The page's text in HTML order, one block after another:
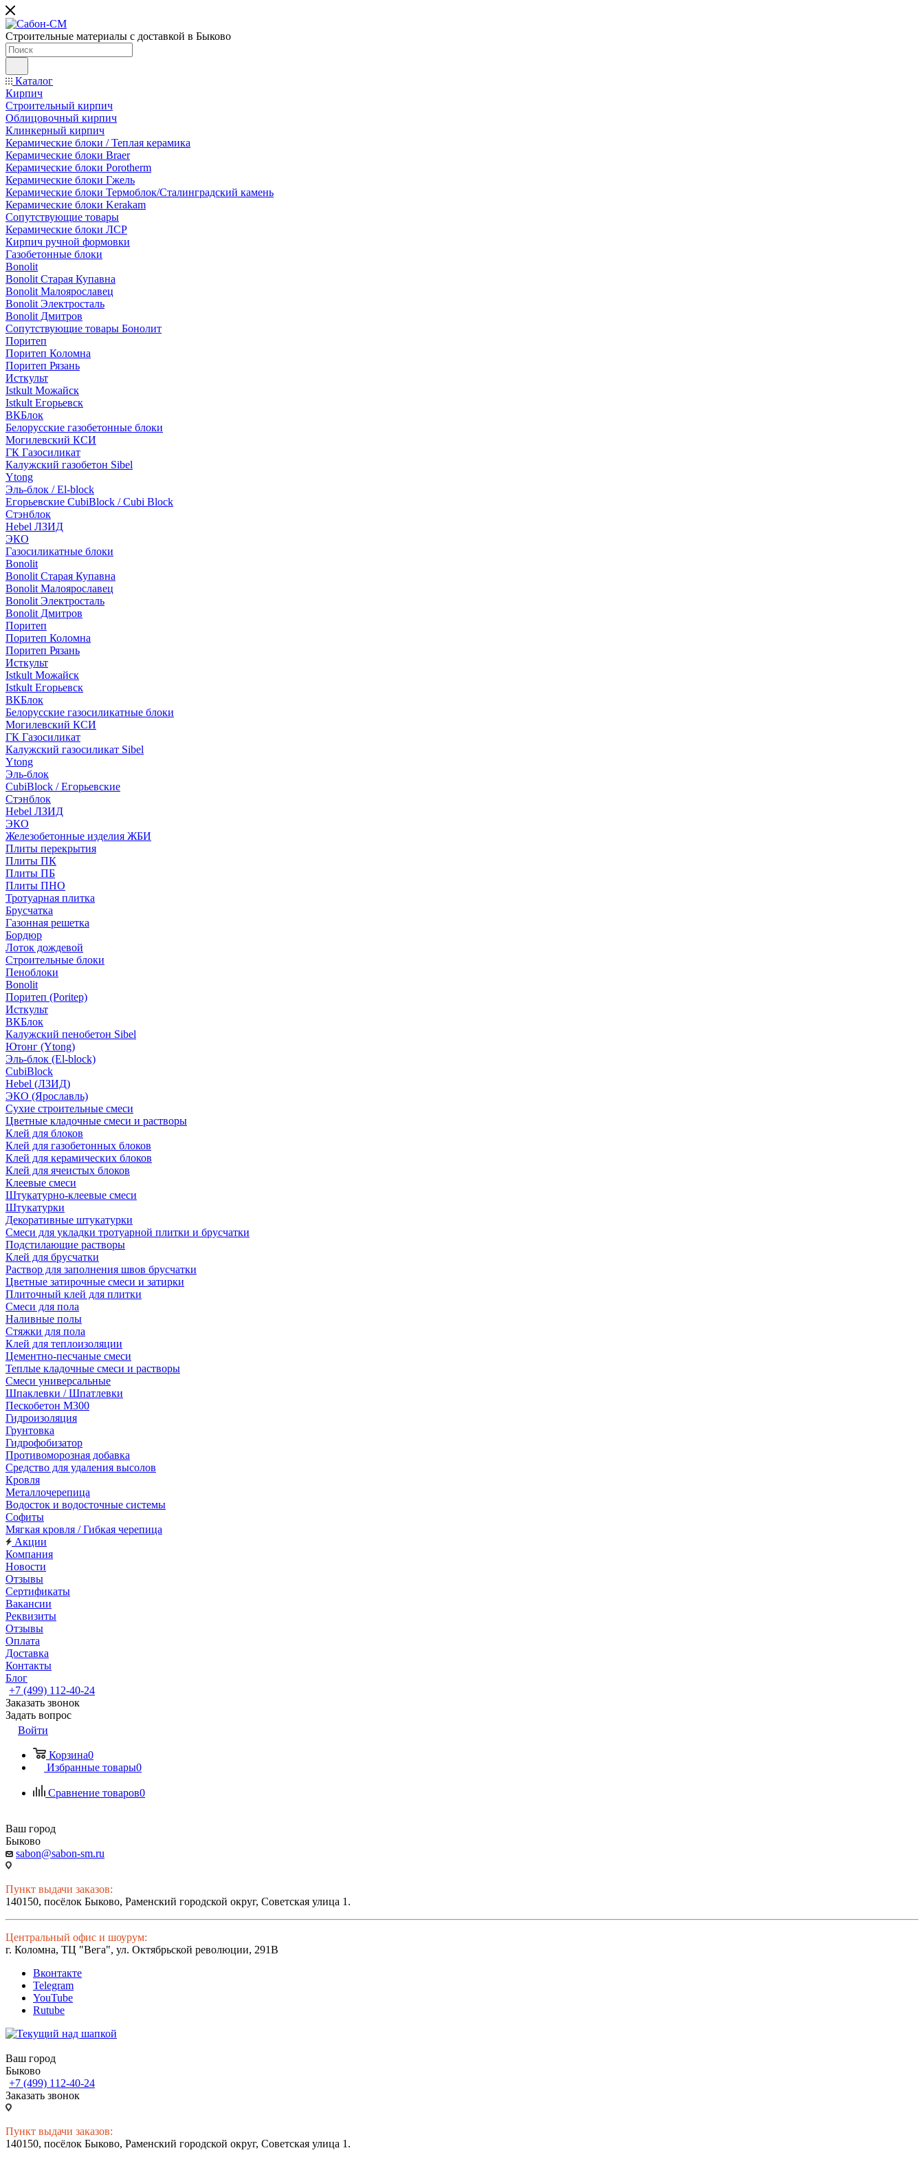
Строительные материалы с доставкой в Быково
Каталог
Кирпич
Строительный кирпич
Облицовочный кирпич
Клинкерный кирпич
Керамические блоки / Теплая керамика
Керамические блоки Braer
Керамические блоки Porotherm
Керамические блоки Гжель
Керамические блоки Термоблок/Сталинградский камень
Керамические блоки Kerakam
Сопутствующие товары
Керамические блоки ЛСР
Кирпич ручной формовки
Газобетонные блоки
Bonolit
Bonolit Старая Купавна
Bonolit Малоярославец
Bonolit Электросталь
Bonolit Дмитров
Сопутствующие товары Бонолит
Поритеп
Поритеп Коломна
Поритеп Рязань
Исткульт
Istkult Можайск
Istkult Егорьевск
ВКБлок
Белорусские газобетонные блоки
Могилевский КСИ
ГК Газосиликат
Калужский газобетон Sibel
Ytong
Эль-блок / El-block
Егорьевские CubiBlock / Cubi Block
Стэнблок
Hebel ЛЗИД
ЭКО
Газосиликатные блоки
Bonolit
Bonolit Старая Купавна
Bonolit Малоярославец
Bonolit Электросталь
Bonolit Дмитров
Поритеп
Поритеп Коломна
Поритеп Рязань
Исткульт
Istkult Можайск
Istkult Егорьевск
ВКБлок
Белорусские газосиликатные блоки
Могилевский КСИ
ГК Газосиликат
Калужский газосиликат Sibel
Ytong
Эль-блок
CubiBlock / Егорьевские
Стэнблок
Hebel ЛЗИД
ЭКО
Железобетонные изделия ЖБИ
Плиты перекрытия
Плиты ПК
Плиты ПБ
Плиты ПНО
Тротуарная плитка
Брусчатка
Газонная решетка
Бордюр
Лоток дождевой
Строительные блоки
Пеноблоки
Bonolit
Поритеп (Poritep)
Исткульт
ВКБлок
Калужский пенобетон Sibel
Ютонг (Ytong)
Эль-блок (El-block)
CubiBlock
Hebel (ЛЗИД)
ЭКО (Ярославль)
Сухие строительные смеси
Цветные кладочные смеси и растворы
Клей для блоков
Клей для газобетонных блоков
Клей для керамических блоков
Клей для ячеистых блоков
Клеевые смеси
Штукатурно-клеевые смеси
Штукатурки
Декоративные штукатурки
Смеси для укладки тротуарной плитки и брусчатки
Подстилающие растворы
Клей для брусчатки
Раствор для заполнения швов брусчатки
Цветные затирочные смеси и затирки
Плиточный клей для плитки
Смеси для пола
Наливные полы
Стяжки для пола
Клей для теплоизоляции
Цементно-песчаные смеси
Теплые кладочные смеси и растворы
Смеси универсальные
Шпаклевки / Шпатлевки
Пескобетон М300
Гидроизоляция
Грунтовка
Гидрофобизатор
Противоморозная добавка
Средство для удаления высолов
Кровля
Металлочерепица
Водосток и водосточные системы
Софиты
Мягкая кровля / Гибкая черепица
Акции
Компания
Новости
Отзывы
Сертификаты
Вакансии
Реквизиты
Отзывы
Оплата
Доставка
Контакты
Блог
+7 (499) 112-40-24
Заказать звонок
Задать вопрос
Войти
Корзина0
Избранные товары0
Сравнение товаров0
Ваш город
Быково
sabon@sabon-sm.ru
Пункт выдачи заказов:
140150, посёлок Быково, Раменский городской округ, Советская улица 1.
Центральный офис и шоурум:
г. Коломна, ТЦ "Вега", ул. Октябрьской революции, 291В
Вконтакте
Telegram
YouTube
Rutube
Ваш город
Быково
+7 (499) 112-40-24
Заказать звонок
Пункт выдачи заказов:
140150, посёлок Быково, Раменский городской округ, Советская улица 1.